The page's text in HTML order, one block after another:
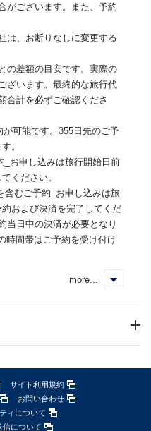
がございます。また、予約
は、お断りなしに変更する
の差額の目安です。実際の
ざいます。最終的な旅行代
合計を必ずご確認くださ
可能です。355日先のご予
。
_お申し込みは旅行開始日前
ください。
含むご予約_お申し込みは旅
および決済を完了してくだ
当日中の決済が必要となり
時間帯はご予約を受け付け
more...
サイト利用規約
お問い合わせ
ィについて
信について